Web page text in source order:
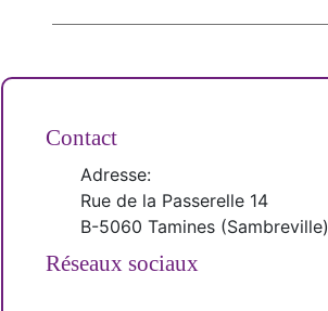
Contact
Adresse:
Rue de la Passerelle 14
B-5060 Tamines (Sambreville)
Réseaux sociaux